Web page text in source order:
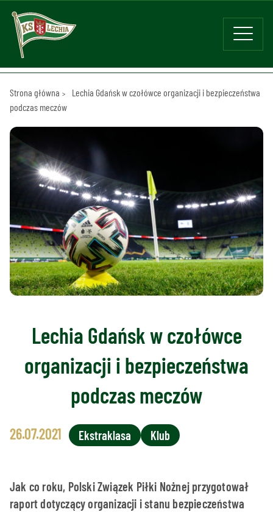
Strona główna
Lechia Gdańsk w czołówce organizacji i bezpieczeństwa
podczas meczów
Lechia Gdańsk w czołówce
organizacji i bezpieczeństwa
podczas meczów
26.07.2021 Ekstraklasa Klub
Jak co roku, Polski Związek Piłki Nożnej przygotował
raport dotyczący organizacji i stanu bezpieczeństwa